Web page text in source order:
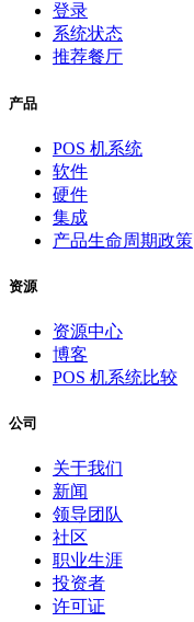
登录
系统状态
推荐餐厅
产品
POS 机系统
软件
硬件
集成
产品生命周期政策
资源
资源中心
博客
POS 机系统比较
公司
关于我们
新闻
领导团队
社区
职业生涯
投资者
许可证